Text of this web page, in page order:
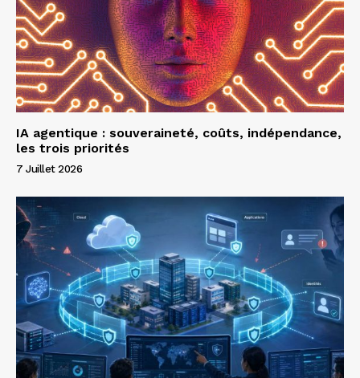
IA agentique : souveraineté, coûts, indépendance,
les trois priorités
7 Juillet 2026